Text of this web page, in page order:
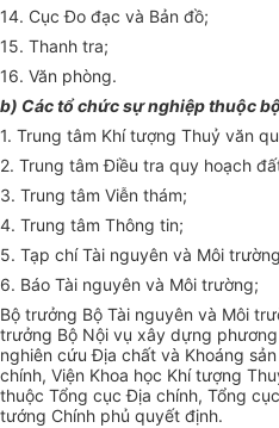
14. Cục Đo đạc và Bản đồ;
15. Thanh tra;
16. Văn phòng.
b) Các tổ chức sự nghiệp thuộc
1. Trung tâm Khí tượng Thuỷ văn
2. Trung tâm Điều tra quy hoạch
3. Trung tâm Viễn thám;
4. Trung tâm Thông tin;
5. Tạp chí Tài nguyên và Môi
6. Báo Tài nguyên và Môi trường;
Bộ trưởng Bộ Tài nguyên và Môi
trưởng Bộ Nội vụ xây dựng
nghiên cứu Địa chất và Khoáng
chính, Viện Khoa học Khí tượng
thuộc Tổng cục Địa chính, Tổng
tướng Chính phủ quyết định.